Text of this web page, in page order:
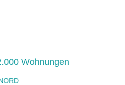
Wohnungen